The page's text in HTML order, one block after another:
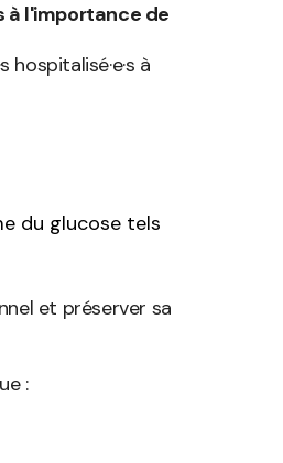
à l'importance de
à
du glucose tels
et préserver sa
: